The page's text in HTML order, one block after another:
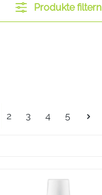
Produkte filtern
Seite
2 Seite
3 Seite
4 Seite
5